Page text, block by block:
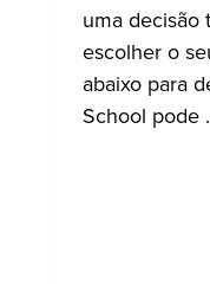
uma decisão
escolher o
abaixo para
School pode